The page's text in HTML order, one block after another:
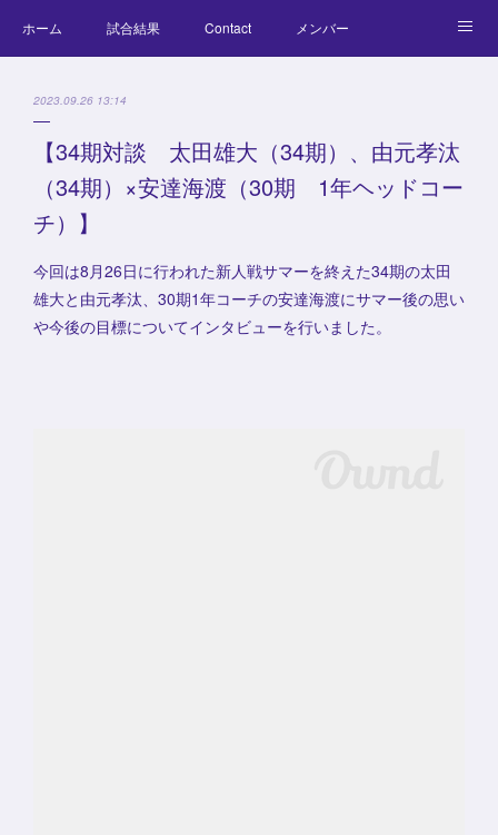
ホーム 試合結果 Contact メンバー
2023.09.26 13:14
【34期対談 太田雄大（34期）、由元孝汰
（34期）×安達海渡（30期 1年ヘッドコー
チ）】
今回は8月26日に行われた新人戦サマーを終えた34期の太田
雄大と由元孝汰、30期1年コーチの安達海渡にサマー後の思い
や今後の目標についてインタビューを行いました。